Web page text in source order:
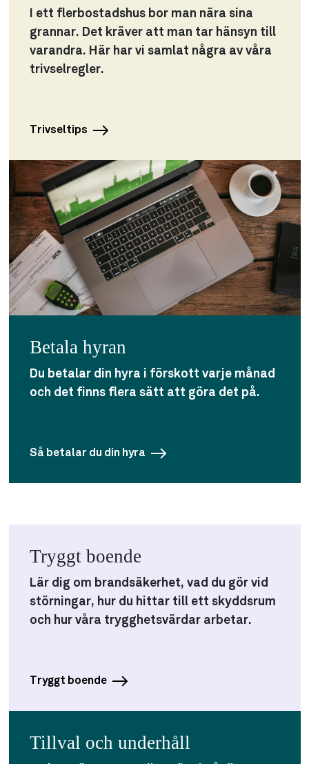
I ett flerbostadshus bor man nära sina
grannar. Det kräver att man tar hänsyn till
varandra. Här har vi samlat några av våra
trivselregler.
Trivseltips
Betala hyran
Du betalar din hyra i förskott varje månad
och det finns flera sätt att göra det på.
Så betalar du din hyra
Tryggt boende
Lär dig om brandsäkerhet, vad du gör vid
störningar, hur du hittar till ett skyddsrum
och hur våra trygghetsvärdar arbetar.
Tryggt boende
Tillval och underhåll